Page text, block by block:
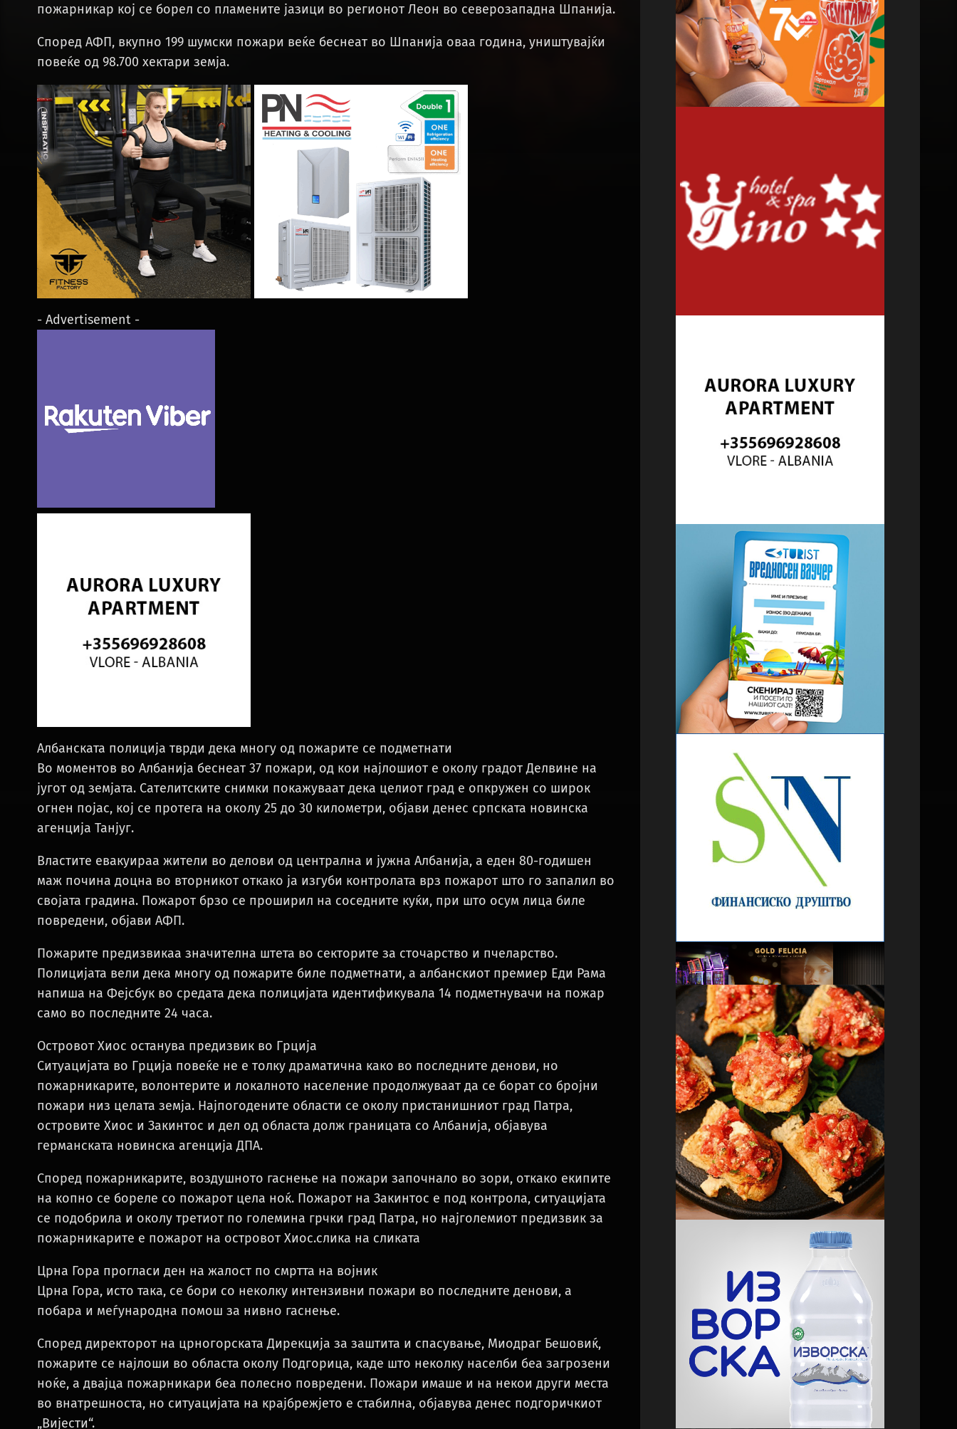
пожарникар кој се борел со пламените јазици во регионот Леон во северозападна Шпанија.
Според АФП, вкупно 199 шумски пожари веќе беснеат во Шпанија оваа година, уништувајќи
повеќе од 98.700 хектари земја.
- Advertisement -
Албанската полиција тврди дека многу од пожарите се подметнати
Во моментов во Албанија беснеат 37 пожари, од кои најлошиот е околу градот Делвине на
југот од земјата. Сателитските снимки покажуваат дека целиот град е опкружен со широк
огнен појас, кој се протега на околу 25 до 30 километри, објави денес српската новинска
агенција Танјуг.
Властите евакуираа жители во делови од централна и јужна Албанија, а еден 80-годишен
маж почина доцна во вторникот откако ја изгуби контролата врз пожарот што го запалил во
својата градина. Пожарот брзо се проширил на соседните куќи, при што осум лица биле
повредени, објави АФП.
Пожарите предизвикаа значителна штета во секторите за сточарство и пчеларство.
Полицијата вели дека многу од пожарите биле подметнати, а албанскиот премиер Еди Рама
напиша на Фејсбук во средата дека полицијата идентификувала 14 подметнувачи на пожар
само во последните 24 часа.
Островот Хиос останува предизвик во Грција
Ситуацијата во Грција повеќе не е толку драматична како во последните денови, но
пожарникарите, волонтерите и локалното население продолжуваат да се борат со бројни
пожари низ целата земја. Најпогодените области се околу пристанишниот град Патра,
островите Хиос и Закинтос и дел од областа долж границата со Албанија, објавува
германската новинска агенција ДПА.
Според пожарникарите, воздушното гаснење на пожари започнало во зори, откако екипите
на копно се бореле со пожарот цела ноќ. Пожарот на Закинтос е под контрола, ситуацијата
се подобрила и околу третиот по големина грчки град Патра, но најголемиот предизвик за
пожарникарите е пожарот на островот Хиос.слика на сликата
Црна Гора прогласи ден на жалост по смртта на војник
Црна Гора, исто така, се бори со неколку интензивни пожари во последните денови, а
побара и меѓународна помош за нивно гаснење.
Според директорот на црногорската Дирекција за заштита и спасување, Миодраг Бешовиќ,
пожарите се најлоши во областа околу Подгорица, каде што неколку населби беа загрозени
ноќе, а двајца пожарникари беа полесно повредени. Пожари имаше и на некои други места
во внатрешноста, но ситуацијата на крајбрежјето е стабилна, објавува денес подгоричкиот
„Вијести“.